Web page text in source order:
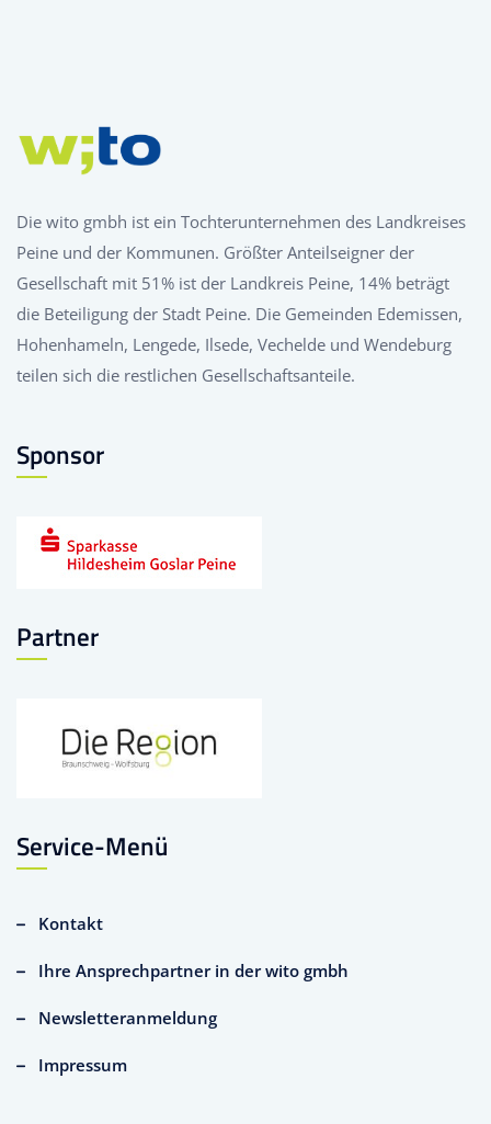
Die wito gmbh ist ein Tochterunternehmen des Landkreises
Peine und der Kommunen. Größter Anteilseigner der
Gesellschaft mit 51% ist der Landkreis Peine, 14% beträgt
die Beteiligung der Stadt Peine. Die Gemeinden Edemissen,
Hohenhameln, Lengede, Ilsede, Vechelde und Wendeburg
teilen sich die restlichen Gesellschaftsanteile.
Sponsor
Partner
Service-Menü
Kontakt
Ihre Ansprechpartner in der wito gmbh
Newsletteranmeldung
Impressum